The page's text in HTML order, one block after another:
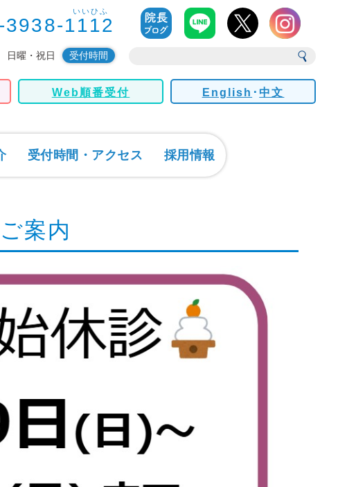
1112
曜・祝日 受付時間
いいひふ
English ･中文
Web順番受付
受付時間・アクセス 採用情報
案内